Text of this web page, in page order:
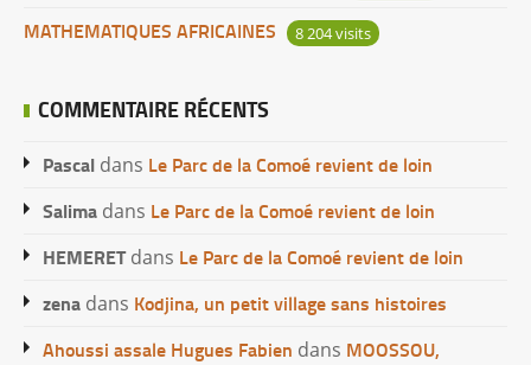
MATHEMATIQUES AFRICAINES 8 204 visits
COMMENTAIRE RÉCENTS
Pascal dans Le Parc de la Comoé revient de loin
Salima dans Le Parc de la Comoé revient de loin
HEMERETdans Le Parc de la Comoé revient de loin
zena dans Kodjina, un petit village sans histoires
Ahoussi assale Hugues Fabien dans MOOSSOU,